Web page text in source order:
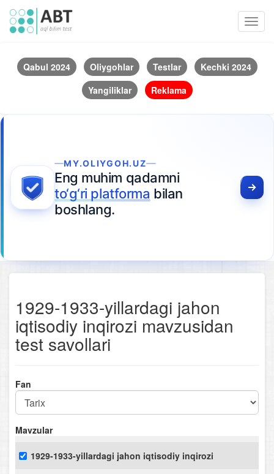
Qabul 2024 Oliygohlar Testlar
Kechki 2024
Yangiliklar
Reklama
MY.OLIYGOH.UZ
Eng muhim qadamni
to‘g‘ri platforma bilan
boshlang.
1929-1933-yillardagi jahon
iqtisodiy inqirozi mavzusidan
test savollari
Fan
Mavzular
1929-1933-yillardagi jahon iqtisodiy inqirozi